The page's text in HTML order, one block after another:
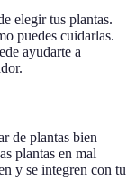
elegir tus plantas.
puedes cuidarlas.
ayudarte a
de plantas bien
plantas en mal
y se integren con tu